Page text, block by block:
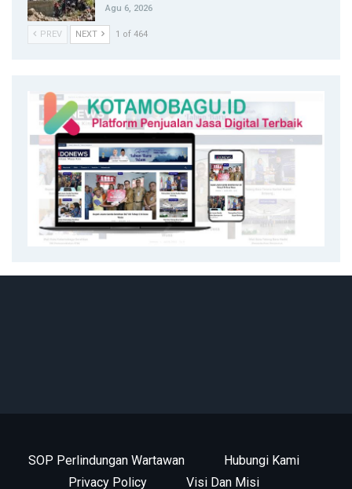
Agu 6, 2026
PREV NEXT 1 of 464
SOP Perlindungan Wartawan
Hubungi Kami
Privacy Policy
Visi Dan Misi